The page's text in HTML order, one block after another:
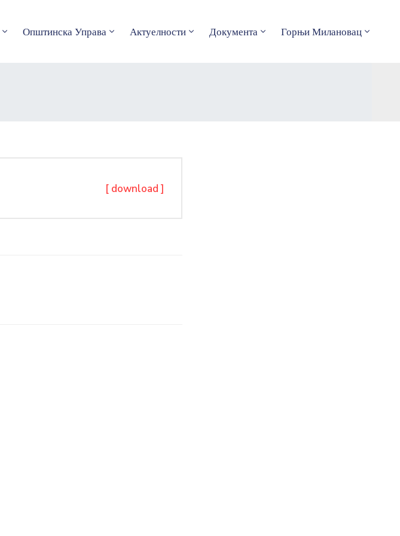
Општинска Управа Актуелности Документа Горњи Милановац
[ download ]